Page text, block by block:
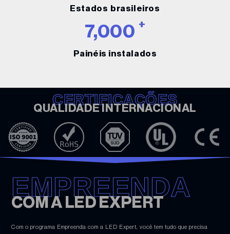
Estados brasileiros
7,000 +
Painéis instalados
CERTIFICAÇÕES
QUALIDADE INTERNACIONAL
EMPREENDA
COM A LED EXPERT
Com o programa Empreenda com a LED Expert, você tem tudo que precisa